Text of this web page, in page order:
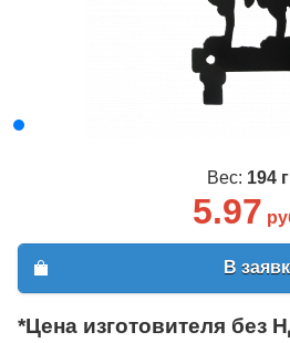
Вес: 194 г
5.97
В
*Цена изготовителя без